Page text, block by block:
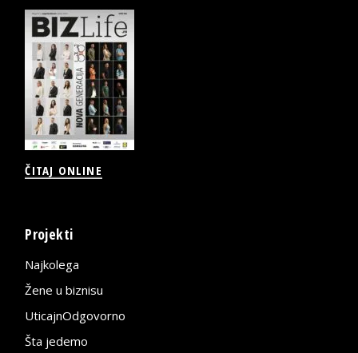
ČITAJ ONLINE
Projekti
Najkolega
Žene u biznisu
UticajnOdgovorno
Šta jedemo